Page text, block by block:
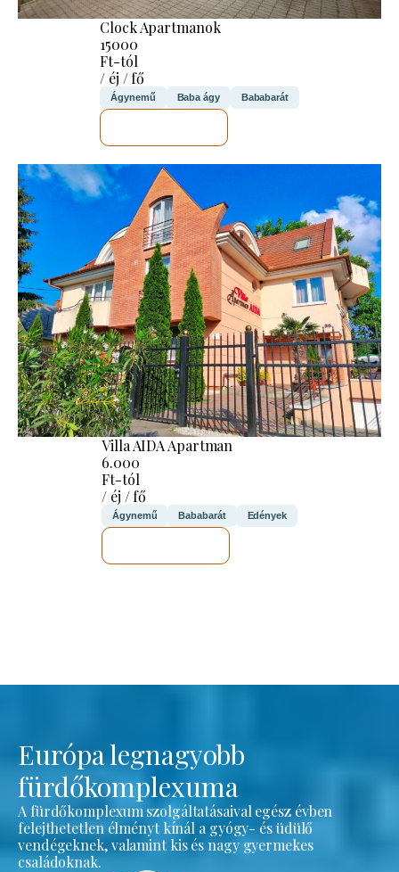
Clock Apartmanok
15000
Ft-tól
/ éj / fő
Ágynemű Baba ágy Bababarát
Villa AIDA Apartman
6.000
Ft-tól
/ éj / fő
Ágynemű Bababarát Edények
Európa legnagyobb
fürdőkomplexuma
A fürdőkomplexum szolgáltatásaival egész évben
felejthetetlen élményt kínál a gyógy- és üdülő
vendégeknek, valamint kis és nagy gyermekes
családoknak.